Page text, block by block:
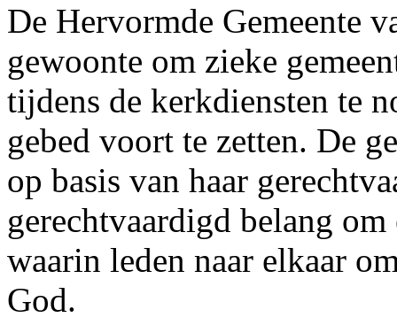
De Hervormde Gemeente
gewoonte om zieke
tijdens de kerkdiensten te
gebed voort te zetten. De
op basis van haar
gerechtvaardigd belang
waarin leden naar elkaar
God.